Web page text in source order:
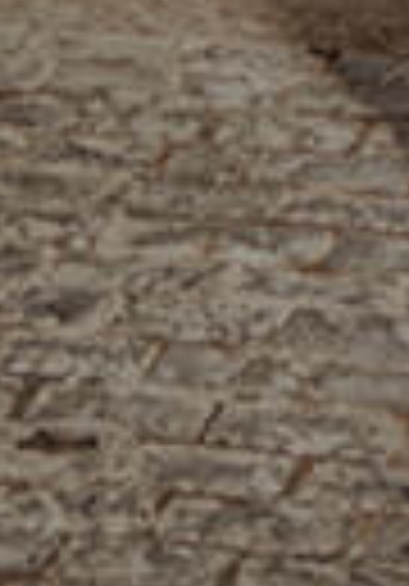
الصفحة الرئيسية
قصتنا
قائمة الطعام
فرعنا
صالات الطعام الخاصة
وظائف
INFO@SOBHYKABER.SA
+966 9200 13266
مطعم صبحي كابر